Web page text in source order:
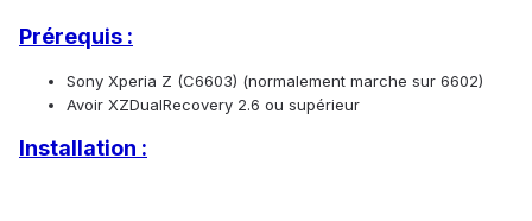
Prérequis :
Sony Xperia Z (C6603) (normalement marche sur 6602)
Avoir XZDualRecovery 2.6 ou supérieur
Installation :